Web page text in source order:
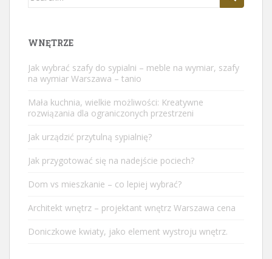
WNĘTRZE
Jak wybrać szafy do sypialni – meble na wymiar, szafy
na wymiar Warszawa – tanio
Mała kuchnia, wielkie możliwości: Kreatywne
rozwiązania dla ograniczonych przestrzeni
Jak urządzić przytulną sypialnię?
Jak przygotować się na nadejście pociech?
Dom vs mieszkanie – co lepiej wybrać?
Architekt wnętrz – projektant wnętrz Warszawa cena
Doniczkowe kwiaty, jako element wystroju wnętrz.